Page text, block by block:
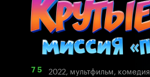
7 5 2022, мультфильм, комедия